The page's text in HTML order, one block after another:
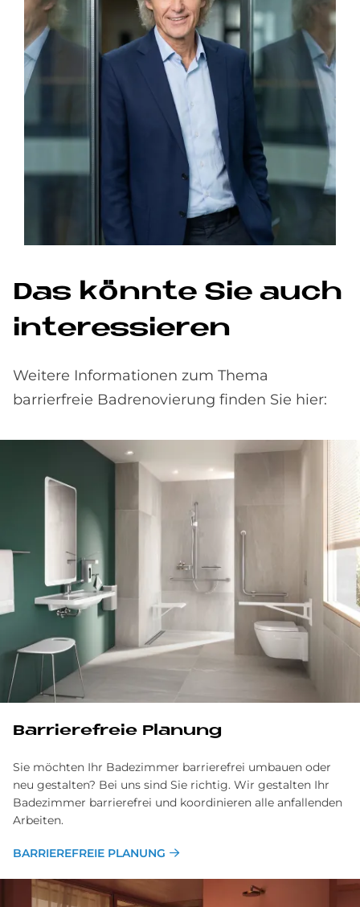
Das könn­te Sie auch
in­ter­es­sie­ren
Weitere Informationen zum Thema
barrierfreie Badrenovierung finden Sie hier:
Bar­rie­re­freie Pla­nung
Sie möchten Ihr Badezimmer barrierefrei umbauen oder
neu gestalten? Bei uns sind Sie richtig. Wir gestalten Ihr
Badezimmer barrierefrei und koordinieren alle anfallenden
Arbeiten.
BARRIEREFREIE PLANUNG